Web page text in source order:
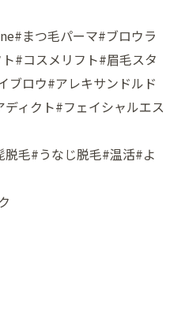
まつ毛パーマ#ブロウラ
#コスメリフト#眉毛スタ
ブロウ#アレキサンドルド
ィクト#フェイシャルエス
毛#うなじ脱毛#温活#よ